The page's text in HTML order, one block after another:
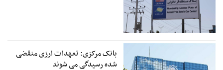
بانک مرکزی: تعهدات ارزی منقضی
شده رسیدگی می شوند